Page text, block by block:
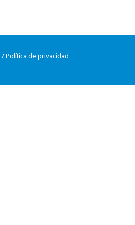
/Política de privacidad